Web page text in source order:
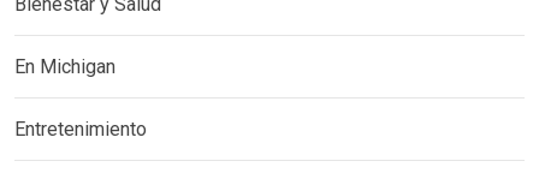
Bienestar y Salud
En Michigan
Entretenimiento